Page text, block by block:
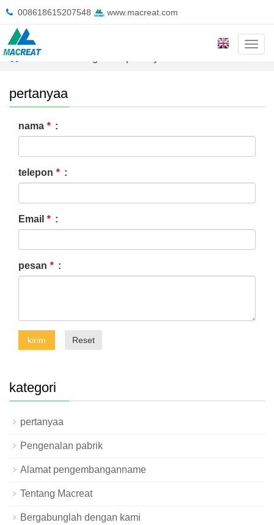
008618615207548 www.macreat.com
rumah
pertanyaa
nama * :
telepon * :
Email * :
pesan * :
kirim Reset
kategori
pertanyaa
Pengenalan pabrik
Alamat pengembanganname
Tentang Macreat
Bergabunglah dengan kami